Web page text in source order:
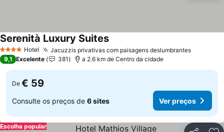
4 EstrelasHotel Jacuzzis privativas com paisagens deslumbrantesVer
Serenità Luxury SuitesVer preços
9,1 Excelente 381 a 2.6 km de Centro da cidade
De € 59
Consulte os preços de 6 sites Ver preços
Escolha popular